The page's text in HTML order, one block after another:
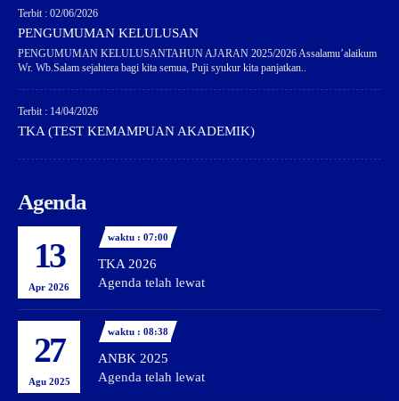
Terbit : 02/06/2026
PENGUMUMAN KELULUSAN
PENGUMUMAN KELULUSANTAHUN AJARAN 2025/2026 Assalamu’alaikum
Wr. Wb.Salam sejahtera bagi kita semua, Puji syukur kita panjatkan..
Terbit : 14/04/2026
TKA (TEST KEMAMPUAN AKADEMIK)
Agenda
13
Apr 2026
waktu : 07:00
TKA 2026
Agenda telah lewat
27
Agu 2025
waktu : 08:38
ANBK 2025
Agenda telah lewat